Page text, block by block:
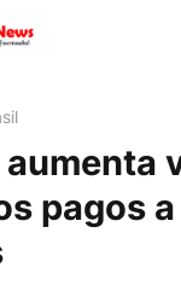
aumenta
pagos